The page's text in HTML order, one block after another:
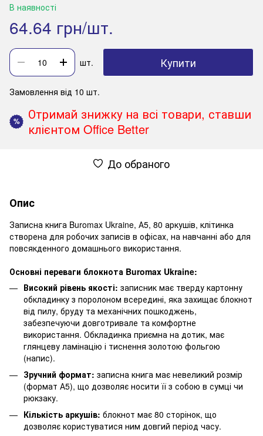
В наявності
64.64 грн/шт.
шт. Купити
Замовлення від 10 шт.
%
Отримай знижку на всі товари, ставши
клієнтом Office Better
До обраного
Опис
Записна книга Buromax Ukraine, А5, 80 аркушів, клітинка
створена для робочих записів в офісах, на навчанні або для
повсякденного домашнього використання.
Основні переваги блокнота Buromax Ukraine:
Високий рівень якості: записник має тверду картонну
обкладинку з поролоном всередині, яка захищає блокнот
від пилу, бруду та механічних пошкоджень,
забезпечуючи довготривале та комфортне
використання. Обкладинка приємна на дотик, має
глянцеву ламінацію і тиснення золотою фольгою
(напис).
Зручний формат: записна книга має невеликий розмір
(формат А5), що дозволяє носити її з собою в сумці чи
рюкзаку.
Кількість аркушів: блокнот має 80 сторінок, що
дозволяє користуватися ним довгий період часу.